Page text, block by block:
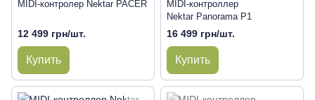
MIDI-контролер Nektar PACER
12 499 грн/шт.
Купить
MIDI-контроллер
Nektar Panorama P1
16 499 грн/шт.
Купить